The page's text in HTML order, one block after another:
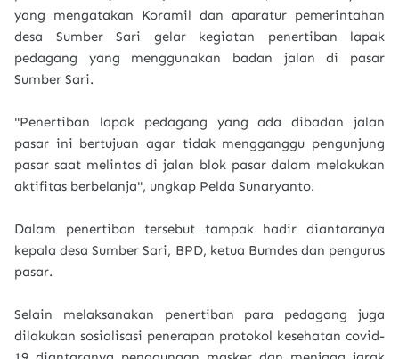
yang mengatakan Koramil dan aparatur pemerintahan
desa Sumber Sari gelar kegiatan penertiban lapak
pedagang yang menggunakan badan jalan di pasar
Sumber Sari.
"Penertiban lapak pedagang yang ada dibadan jalan
pasar ini bertujuan agar tidak mengganggu pengunjung
pasar saat melintas di jalan blok pasar dalam melakukan
aktifitas berbelanja", ungkap Pelda Sunaryanto.
Dalam penertiban tersebut tampak hadir diantaranya
kepala desa Sumber Sari, BPD, ketua Bumdes dan pengurus
pasar.
Selain melaksanakan penertiban para pedagang juga
dilakukan sosialisasi penerapan protokol kesehatan covid-